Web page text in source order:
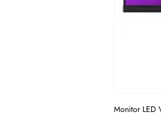
Monitor LED